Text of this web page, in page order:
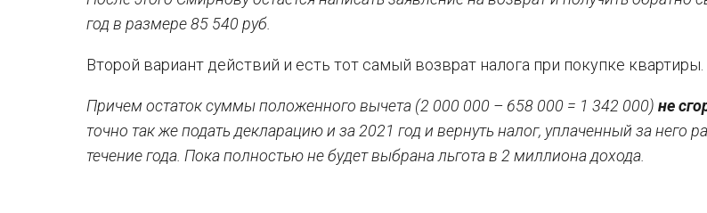
год в размере 85 540 руб.
Второй вариант действий и есть тот самый возврат налога при покупке квартиры.
Причем остаток суммы положенного вычета (2 000 000 – 658 000 = 1 342 000) не
точно так же подать декларацию и за 2021 год и вернуть налог, уплаченный за него
течение года. Пока полностью не будет выбрана льгота в 2 миллиона дохода.